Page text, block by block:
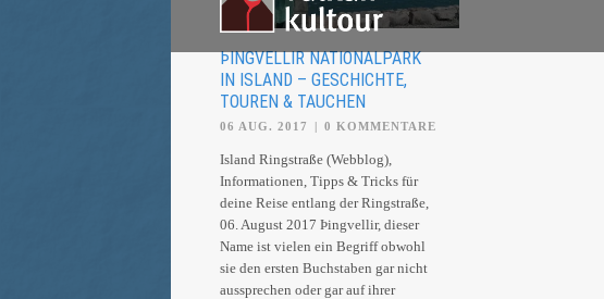
ÞINGVELLIR NATIONALPARK
IN ISLAND – GESCHICHTE,
TOUREN & TAUCHEN
06 AUG. 2017 | 0 KOMMENTARE
Island Ringstraße (Webblog),
Informationen, Tipps & Tricks für
deine Reise entlang der Ringstraße,
06. August 2017 Þingvellir, dieser
Name ist vielen ein Begriff obwohl
sie den ersten Buchstaben gar nicht
aussprechen oder gar auf ihrer